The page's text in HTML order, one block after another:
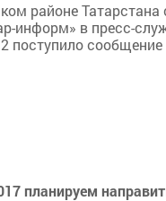
районе Татарстана
информ» в пресс-
поступило
планируем